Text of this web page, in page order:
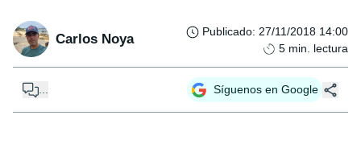
Carlos Noya Publicado: 27/11/2018 14:00
5 min. lectura
... Síguenos en Google